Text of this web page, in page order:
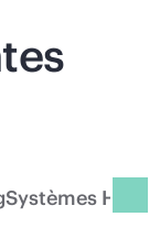
Systèmes